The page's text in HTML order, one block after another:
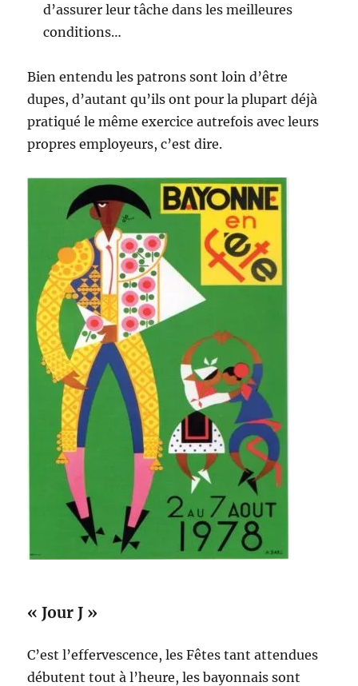
d’assurer leur tâche dans les meilleures
conditions…
Bien entendu les patrons sont loin d’être
dupes, d’autant qu’ils ont pour la plupart déjà
pratiqué le même exercice autrefois avec leurs
propres employeurs, c’est dire.
« Jour J »
C’est l’effervescence, les Fêtes tant attendues
débutent tout à l’heure, les bayonnais sont